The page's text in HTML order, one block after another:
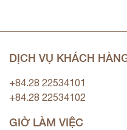
DỊCH VỤ KHÁCH
+84.28 22534101
+84.28 22534102
GIỜ LÀM VIỆC